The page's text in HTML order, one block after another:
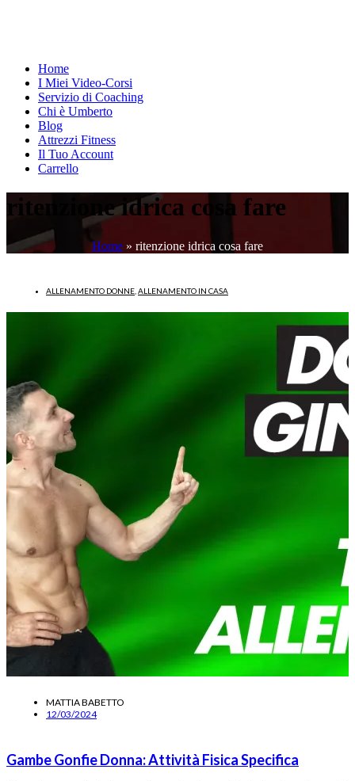
Home
I Miei Video-Corsi
Servizio di Coaching
Chi è Umberto
Blog
Attrezzi Fitness
Il Tuo Account
Carrello
ritenzione idrica cosa fare
Home » ritenzione idrica cosa fare
ALLENAMENTO DONNE ALLENAMENTO IN CASA
MATTIA BABETTO
12/03/2024
Gambe Gonfie Donna: Attività Fisica Specifica